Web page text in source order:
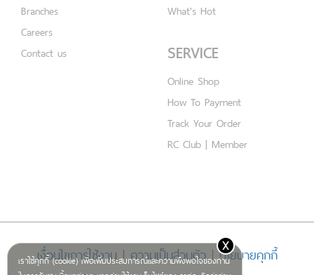
เราใช้คุกกี้ (cookie) เพื่อเพิ่มประสบการณ์และความพึงพอใจของท่าน
x
Branches
Careers
Contact us
What's Hot
SERVICE
Online Shop
How To Payment
Track Your Order
RC Club | Member
เงื่อนไขการใช้งาน|ความเป็นส่วนตัว|นโยบายคุกกี้